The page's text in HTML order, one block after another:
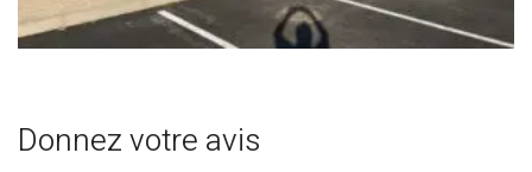
Donnez votre avis